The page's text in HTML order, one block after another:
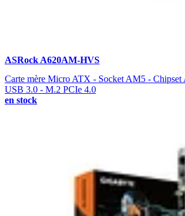
ASRock A620AM-HVS
Carte mère Micro ATX - Socket AM5 -
USB 3.0 - M.2 PCIe 4.0
en stock